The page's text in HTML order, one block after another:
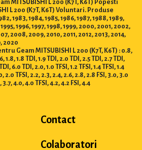
L 200 (K7T, K6T) Voluntari. Produse
1983, 1984, 1985, 1986, 1987, 1988, 1989,
1996, 1997, 1998, 1999, 2000, 2001, 2002,
2008, 2009, 2010, 2011, 2012, 2013, 2014,
2020
Geam MITSUBISHI L 200 (K7T, K6T) : 0.8,
1.8, 1.8 TDI, 1.9 TDI, 2.0 TDI, 2.5 TDI, 2.7 TDI,
6.0 TDI, 2.0, 1.0 TFSI, 1.2 TFSI, 1.4 TFSI, 1.4
2.0 TFSI, 2.2, 2.3, 2.4, 2.6, 2.8, 2.8 FSI, 3.0, 3.0
3.7, 4.0, 4.0 TFSI, 4.2, 4.2 FSI, 4.4
Contact
Colaboratori